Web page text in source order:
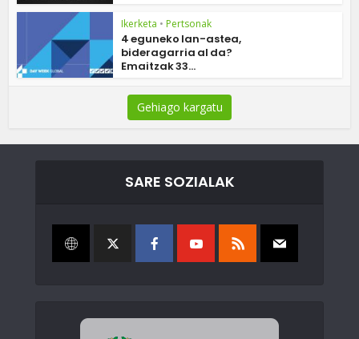
Ikerketa • Pertsonak
4 eguneko lan-astea,
bideragarria al da?
Emaitzak 33...
Gehiago kargatu
SARE SOZIALAK